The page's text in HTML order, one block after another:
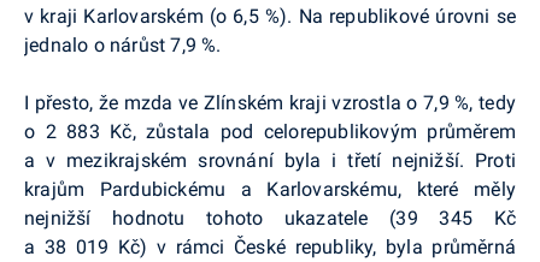
v kraji Karlovarském (o 6,5 %). Na republikové úrovni se
jednalo o nárůst 7,9 %.
I přesto, že mzda ve Zlínském kraji vzrostla o 7,9 %, tedy
o 2 883 Kč, zůstala pod celorepublikovým průměrem
a v mezikrajském srovnání byla i třetí nejnižší. Proti
krajům Pardubickému a Karlovarskému, které měly
nejnižší hodnotu tohoto ukazatele (39 345 Kč
a 38 019 Kč) v rámci České republiky, byla průměrná